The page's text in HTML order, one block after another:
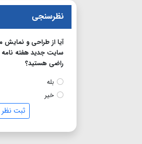
نظرسنجی
آیا از طراحی و نمایش
سایت جدید هفته نامه
راضی هستید؟
بله
خیر
ثبت نظر